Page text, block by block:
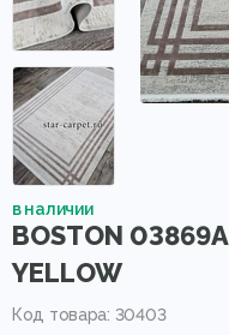
в наличии
BOSTON
YELLOW
Код товара: 30403